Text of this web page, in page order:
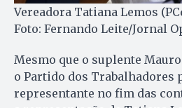
Vereadora Tatiana Lemos
Foto: Fernando Leite/Jornal
Mesmo que o suplente
o Partido dos Trabalhadores
representante no fim das